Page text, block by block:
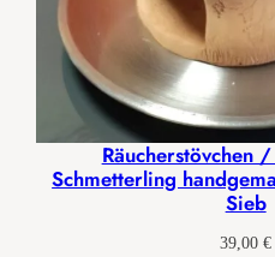
Räucherstövchen
Schmetterling
Sieb
39,00€